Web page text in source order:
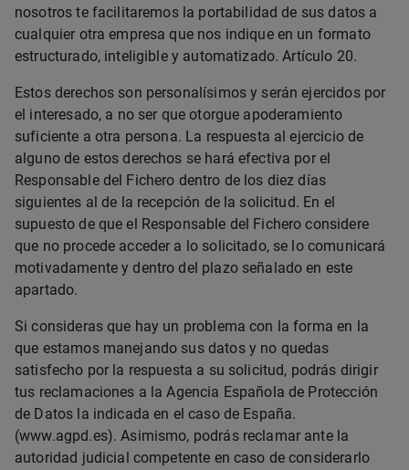
nosotros te facilitaremos la portabilidad de sus datos a
cualquier otra empresa que nos indique en un formato
estructurado, inteligible y automatizado. Artículo 20.
Estos derechos son personalísimos y serán ejercidos por
el interesado, a no ser que otorgue apoderamiento
suficiente a otra persona. La respuesta al ejercicio de
alguno de estos derechos se hará efectiva por el
Responsable del Fichero dentro de los diez días
siguientes al de la recepción de la solicitud. En el
supuesto de que el Responsable del Fichero considere
que no procede acceder a lo solicitado, se lo comunicará
motivadamente y dentro del plazo señalado en este
apartado.
Si consideras que hay un problema con la forma en la
que estamos manejando sus datos y no quedas
satisfecho por la respuesta a su solicitud, podrás dirigir
tus reclamaciones a la Agencia Española de Protección
de Datos la indicada en el caso de España.
(www.agpd.es). Asimismo, podrás reclamar ante la
autoridad judicial competente en caso de considerarlo